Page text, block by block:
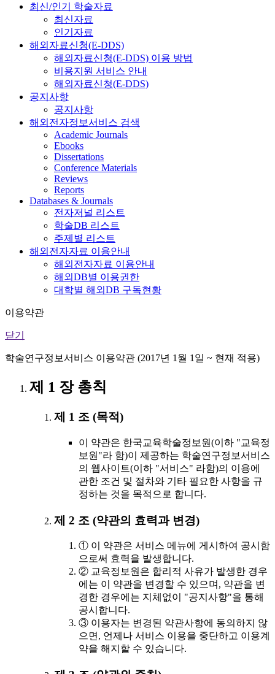
최신/인기 학술자료
최신자료
인기자료
해외자료신청(E-DDS)
해외자료신청(E-DDS) 이용 방법
비용지원 서비스 안내
해외자료신청(E-DDS)
공지사항
공지사항
해외전자정보서비스 검색
Academic Journals
Ebooks
Dissertations
Conference Materials
Reviews
Reports
Databases & Journals
전자저널 리스트
학술DB 리스트
주제별 리스트
해외전자자료 이용안내
해외전자자료 이용안내
해외DB별 이용권한
대학별 해외DB 구독현황
이용약관
닫기
학술연구정보서비스 이용약관 (2017년 1월 1일 ~ 현재 적용)
제 1 장 총칙
제 1 조 (목적)
이 약관은 한국교육학술정보원(이하 "교육정
보원"라 함)이 제공하는 학술연구정보서비스
의 웹사이트(이하 "서비스" 라함)의 이용에
관한 조건 및 절차와 기타 필요한 사항을 규
정하는 것을 목적으로 합니다.
제 2 조 (약관의 효력과 변경)
① 이 약관은 서비스 메뉴에 게시하여 공시함
으로써 효력을 발생합니다.
② 교육정보원은 합리적 사유가 발생한 경우
에는 이 약관을 변경할 수 있으며, 약관을 변
경한 경우에는 지체없이 "공지사항"을 통해
공시합니다.
③ 이용자는 변경된 약관사항에 동의하지 않
으면, 언제나 서비스 이용을 중단하고 이용계
약을 해지할 수 있습니다.